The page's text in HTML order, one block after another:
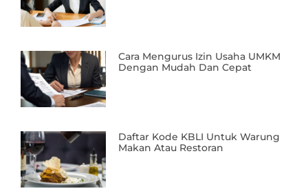
Cara Mengurus Izin Usaha UMKM
Dengan Mudah Dan Cepat
Daftar Kode KBLI Untuk Warung
Makan Atau Restoran